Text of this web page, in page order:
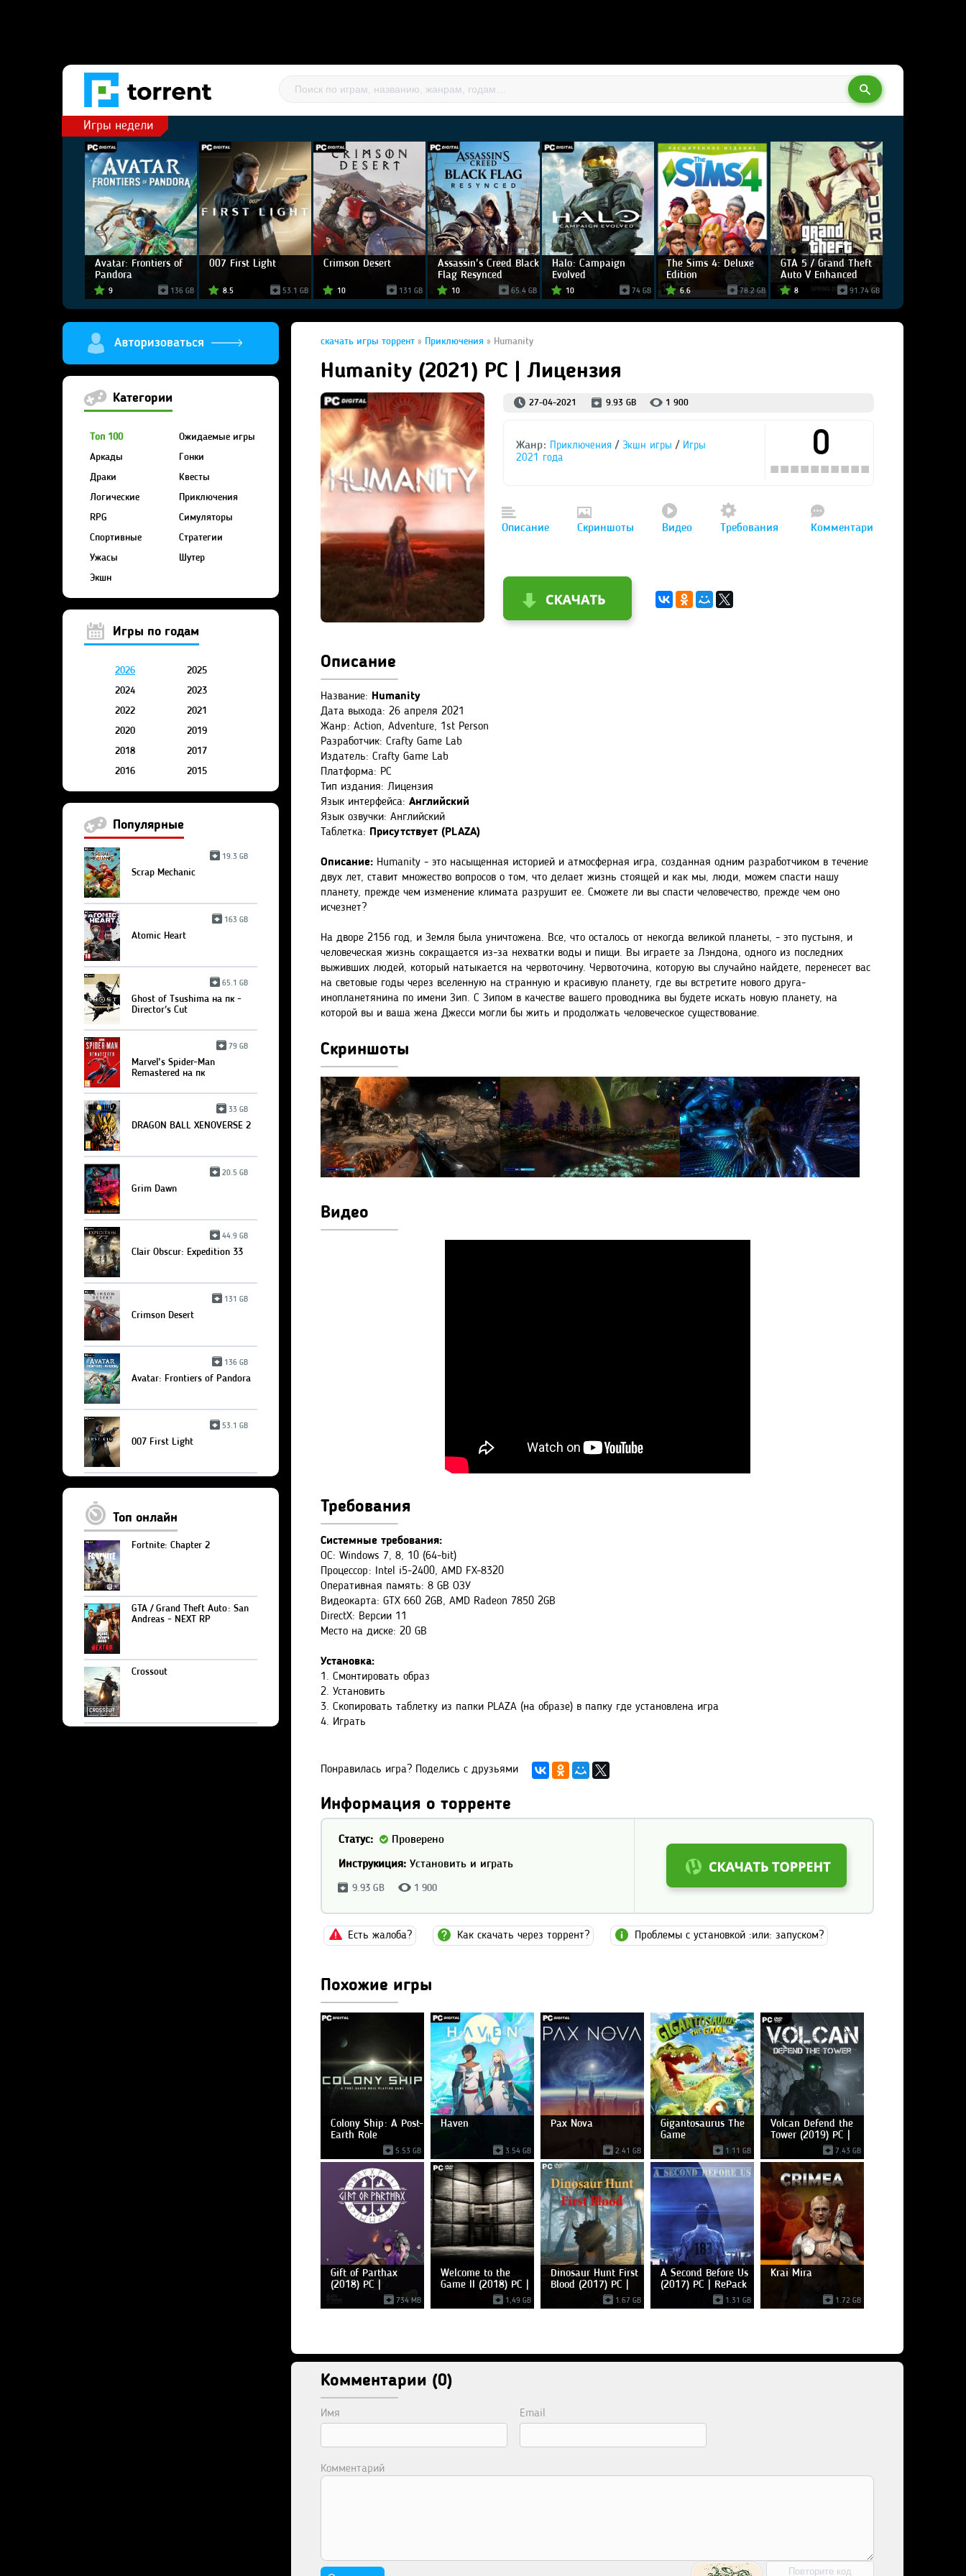
Игры недели
Avatar: Frontiers of
Pandora
9 136 GB
007 First Light
8.5 53.1 GB
Crimson Desert
10 131 GB
Assassin's Creed Black
Flag Resynced
10 65.4 GB
Halo: Campaign
Evolved
10 74 GB
The Sims 4: Deluxe
Edition
6.6 78.2 GB
GTA 5 / Grand Theft
Auto V Enhanced
8 91.74 GB
Категории
Топ 100
Ожидаемые игры
Аркады
Гонки
Драки
Квесты
Логические
Приключения
RPG
Симуляторы
Спортивные
Стратегии
Ужасы
Шутер
Экшн
Игры по годам
2026
2025
2024
2023
2022
2021
2020
2019
2018
2017
2016
2015
Популярные
19.3 GB
Scrap Mechanic
163 GB
Atomic Heart
65.1 GB
Ghost of Tsushima на пк -
Director's Cut
79 GB
Marvel’s Spider-Man
Remastered на пк
33 GB
DRAGON BALL XENOVERSE 2
20.5 GB
Grim Dawn
44.9 GB
Clair Obscur: Expedition 33
131 GB
Crimson Desert
136 GB
Avatar: Frontiers of Pandora
53.1 GB
007 First Light
Топ онлайн
Fortnite: Chapter 2
GTA / Grand Theft Auto: San
Andreas - NEXT RP
Crossout
скачать игры торрент » Приключения » Humanity
Humanity (2021) PC | Лицензия
27-04-2021 9.93 GB 1 900
Жанр: Приключения / Экшн игры / Игры
2021 года
0
Описание Скриншоты Видео Требования Комментари
Описание
Название: Humanity
Дата выхода: 26 апреля 2021
Жанр: Action, Adventure, 1st Person
Разработчик: Crafty Game Lab
Издатель: Crafty Game Lab
Платформа: PC
Тип издания: Лицензия
Язык интерфейса: Английский
Язык озвучки: Английский
Таблетка: Присутствует (PLAZA)
Описание: Humanity - это насыщенная историей и атмосферная игра, созданная одним разработчиком в течение
двух лет, ставит множество вопросов о том, что делает жизнь стоящей и как мы, люди, можем спасти нашу
планету, прежде чем изменение климата разрушит ее. Сможете ли вы спасти человечество, прежде чем оно
исчезнет?
На дворе 2156 год, и Земля была уничтожена. Все, что осталось от некогда великой планеты, - это пустыня, и
человеческая жизнь сокращается из-за нехватки воды и пищи. Вы играете за Лэндона, одного из последних
выживших людей, который натыкается на червоточину. Червоточина, которую вы случайно найдете, перенесет вас
на световые годы через вселенную на странную и красивую планету, где вы встретите нового друга-
инопланетянина по имени Зип. С Зипом в качестве вашего проводника вы будете искать новую планету, на
которой вы и ваша жена Джесси могли бы жить и продолжать человеческое существование.
Скриншоты
Видео
Требования
Системные требования:
ОС: Windows 7, 8, 10 (64-bit)
Процессор: Intel i5-2400, AMD FX-8320
Оперативная память: 8 GB ОЗУ
Видеокарта: GTX 660 2GB, AMD Radeon 7850 2GB
DirectX: Версии 11
Место на диске: 20 GB
Установка:
1. Смонтировать образ
2. Установить
3. Скопировать таблетку из папки PLAZA (на образе) в папку где установлена игра
4. Играть
Понравилась игра? Поделись с друзьями
Информация о торренте
Статус: Проверено
Инструкиция: Установить и играть
9.93 GB 1 900
Есть жалоба? Как скачать через торрент? Проблемы с установкой :или: запуском?
Похожие игры
Colony Ship: A Post-
Earth Role
5.53 GB
Haven
3.54 GB
Pax Nova
2.41 GB
Gigantosaurus The
Game
1.11 GB
Volcan Defend the
Tower (2019) PC |
7.43 GB
Gift of Parthax
(2018) PC |
Лицензия
734 MB
Welcome to the
Game II (2018) PC |
1,49 GB
Dinosaur Hunt First
Blood (2017) PC |
1.67 GB
A Second Before Us
(2017) PC | RePack
1.31 GB
Krai Mira
1.72 GB
Комментарии (0)
Имя Email
Комментарий